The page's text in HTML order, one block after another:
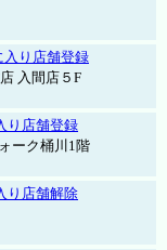
入り店舗登録
入間店５F
り店舗登録
ーク桶川1階
り店舗解除